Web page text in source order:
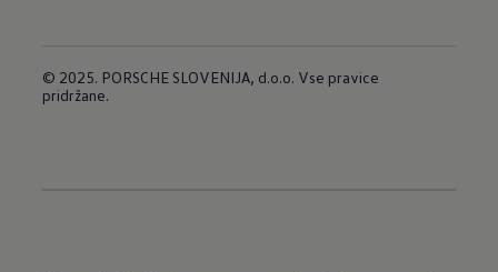
© 2025. PORSCHE SLOVENIJA, d.o.o. Vse pravice
pridržane.